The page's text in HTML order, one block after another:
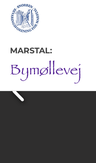
MARSTAL:
Bymøllevej